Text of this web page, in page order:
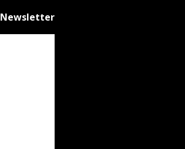
Newsletter